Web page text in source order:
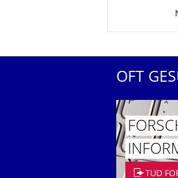
OFT
TUD